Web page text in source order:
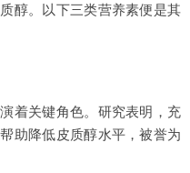
醇。以下三类营养素便是其
着关键角色。研究表明，充
助降低皮质醇水平，被誉为